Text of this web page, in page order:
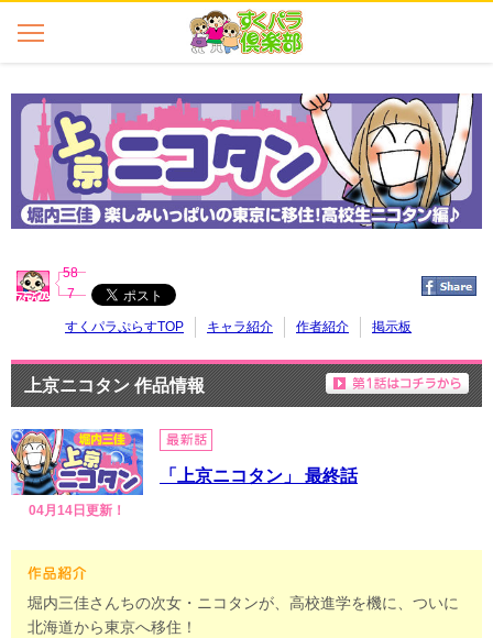
すくパラぷらすTOP キャラ紹介 作者紹介 掲示板
58
7
上京ニコタン 作品情報
04月14日更新！
「上京ニコタン」 最終話
堀内三佳さんちの次女・ニコタンが、高校進学を機に、ついに
北海道から東京へ移住！